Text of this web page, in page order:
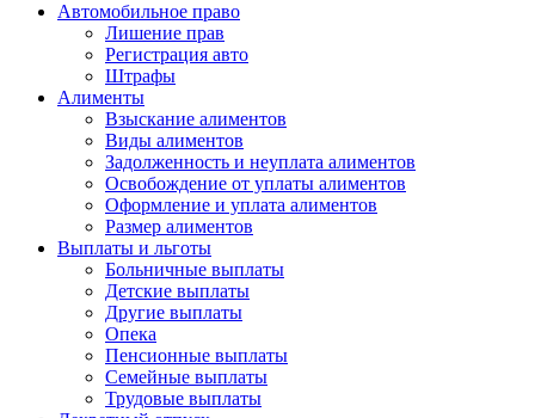
Автомобильное право
Лишение прав
Регистрация авто
Штрафы
Алименты
Взыскание алиментов
Виды алиментов
Задолженность и неуплата алиментов
Освобождение от уплаты алиментов
Оформление и уплата алиментов
Размер алиментов
Выплаты и льготы
Больничные выплаты
Детские выплаты
Другие выплаты
Опека
Пенсионные выплаты
Семейные выплаты
Трудовые выплаты